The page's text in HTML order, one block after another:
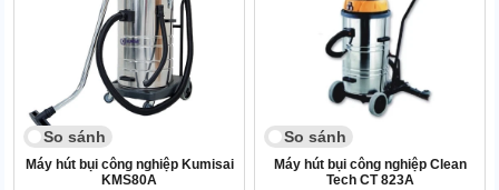
So sánh
Máy hút bụi công nghiệp Kumisai
KMS80A
So sánh
Máy hút bụi công nghiệp Clean
Tech CT 823A